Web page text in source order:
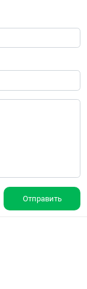
Отправить